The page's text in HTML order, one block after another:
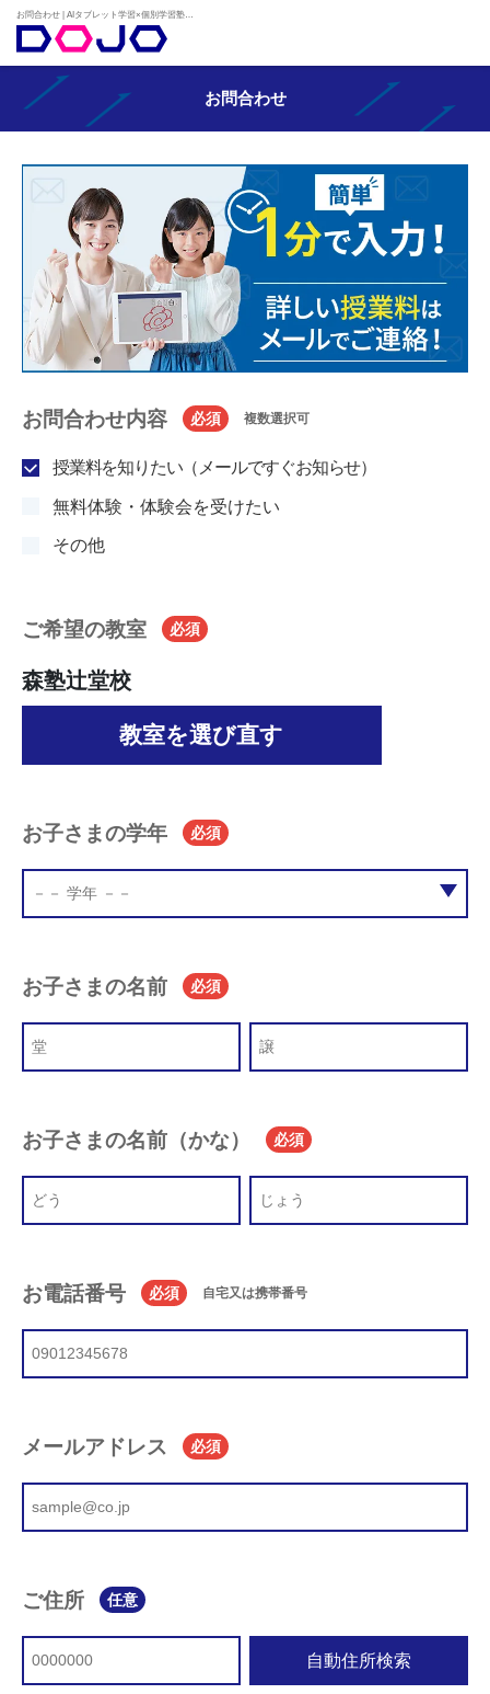
お問合わせ
お問合わせ内容 必須 複数選択可
授業料を知りたい（メールですぐお知らせ）
無料体験・体験会を受けたい
その他
ご希望の教室 必須
森塾辻堂校
教室を選び直す
お子さまの学年 必須
お子さまの名前 必須
お子さまの名前（かな） 必須
お電話番号 必須 自宅又は携帯番号
メールアドレス 必須
ご住所 任意
自動住所検索